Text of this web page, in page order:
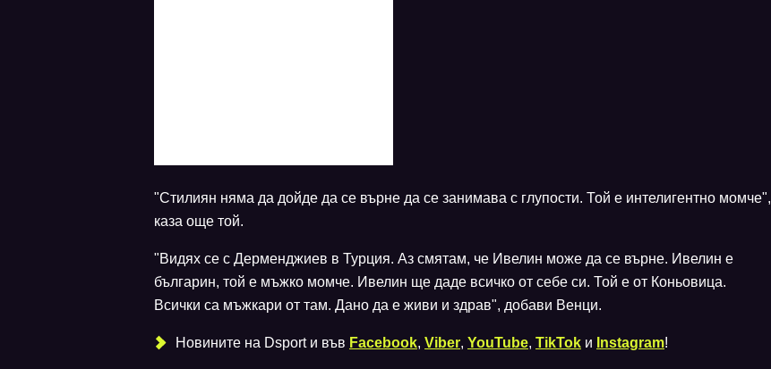
"Стилиян няма да дойде да се върне да се занимава с глупости. Той е интелигентно момче",
каза още той.
"Видях се с Дерменджиев в Турция. Аз смятам, че Ивелин може да се върне. Ивелин е
българин, той е мъжко момче. Ивелин ще даде всичко от себе си. Той е от Коньовица.
Всички са мъжкари от там. Дано да е живи и здрав", добави Венци.
Новините на Dsport и във Facebook, Viber, YouTube, TikTok и Instagram!